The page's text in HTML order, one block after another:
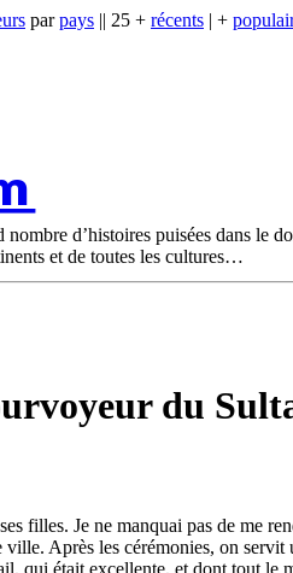
parpays || 25 + récents | +
d’histoires puisées dans le
et de toutes les cultures
du
filles. Je ne manquai pas de me
ville. Après les cérémonies, on
qui était excellente, et dont tout